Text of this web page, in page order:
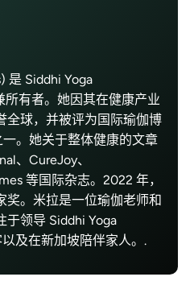
是 Siddhi Yoga
有者。她因其在健康产业
全球，并被评为国际瑜伽博
。她关于整体健康的文章
、CureJoy、
等国际杂志。2022 年，
奖。米拉是一位瑜伽老师和
于领导 Siddhi Yoga
及在新加坡陪伴家人。.